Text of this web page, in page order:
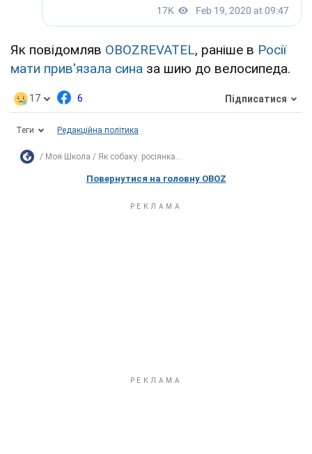
Як повідомляв OBOZREVATEL, раніше в Росії
мати прив'язала сина за шию до велосипеда.
17 6 Підписатися
Теги Редакційна політика
Моя Школа Як собаку: росіянка...
Повернутися на головну OBOZ